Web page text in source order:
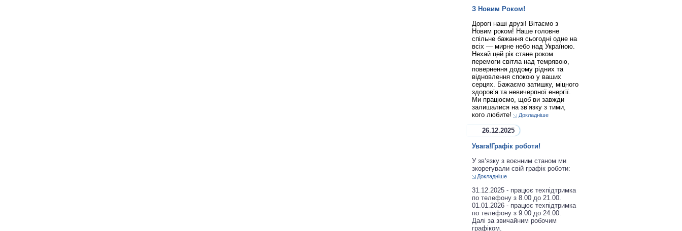
З Новим Роком!
Дорогі наші друзі! Вітаємо з
Новим роком! Наше головне
спільне бажання сьогодні одне на
всіх — мирне небо над Україною.
Нехай цей рік стане роком
перемоги світла над темрявою,
повернення додому рідних та
відновлення спокою у ваших
серцях. Бажаємо затишку, міцного
здоров’я та невичерпної енергії.
Ми працюємо, щоб ви завжди
залишалися на зв’язку з тими,
кого любите!
Докладніше
26.12.2025
Увага!Графік роботи!
У зв‘язку з воєнним станом ми
зкорегували свій графік роботи:
Докладніше
31.12.2025 - працює техпідтримка
по телефону з 8.00 до 21.00.
01.01.2026 - працює техпідтримка
по телефону з 9.00 до 24.00.
Далі за звичайним робочим
графіком.